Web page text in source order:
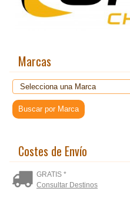
Marcas
Costes de Envío
GRATIS *
Consultar Destinos